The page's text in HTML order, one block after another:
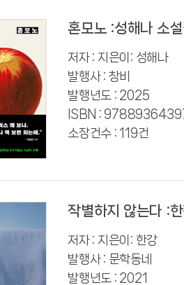
혼모노 :성해나 소
저자 : 지은이: 성해나
발행사 : 창비
발행년도 : 2025
ISBN :
소장건수 : 119건
작별하지 않는다 :
저자 : 지은이: 한강
발행사 : 문학동네
발행년도 : 2021